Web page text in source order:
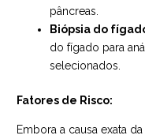
pâncreas.
Biópsia do
do fígado para
selecionados.
Fatores de Risco:
Embora a causa exata